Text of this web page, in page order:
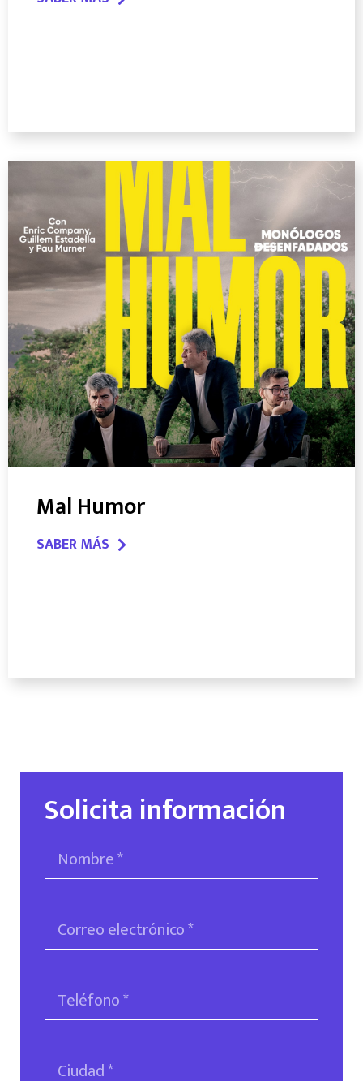
Mal Humor
SABER MÁS
Solicita información